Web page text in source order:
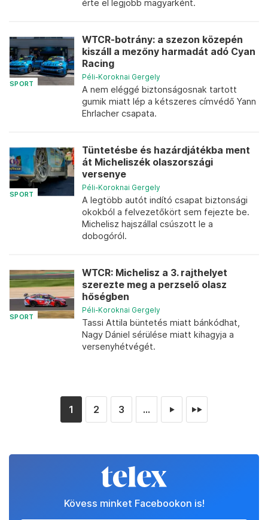
érte el legjobb magyarként.
SPORT
WTCR-botrány: a szezon közepén
kiszáll a mezőny harmadát adó Cyan
Racing
Péli-Koroknai Gergely
A nem eléggé biztonságosnak tartott
gumik miatt lép a kétszeres címvédő Yann
Ehrlacher csapata.
SPORT
Tüntetésbe és hazárdjátékba ment
át Micheliszék olaszországi
versenye
Péli-Koroknai Gergely
A legtöbb autót indító csapat biztonsági
okokból a felvezetőkört sem fejezte be.
Michelisz hajszállal csúszott le a
dobogóról.
SPORT
WTCR: Michelisz a 3. rajthelyet
szerezte meg a perzselő olasz
hőségben
Péli-Koroknai Gergely
Tassi Attila büntetés miatt bánkódhat,
Nagy Dániel sérülése miatt kihagyja a
versenyhétvégét.
1 2 3 ... ► ►►
Kövess minket Facebookon is!